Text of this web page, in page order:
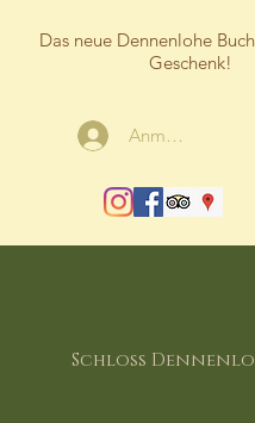
Das neue Dennenlohe
Geschenk!
Anmelden
Schloss